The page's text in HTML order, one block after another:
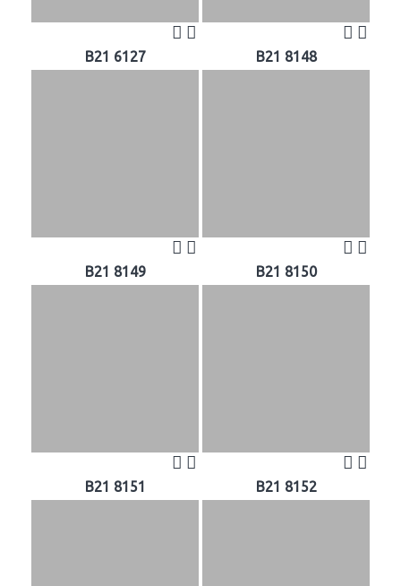
B21 6127 B21 8148
B21 8149 B21 8150
B21 8151 B21 8152